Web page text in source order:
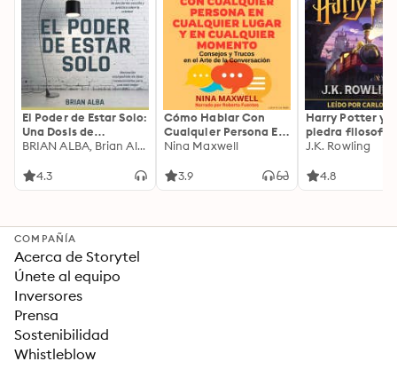
El Poder de Estar Solo:
Una Dosis de
Motivación
Ideas Revolucionarias
BRIAN ALBA, Brian Alba
4.3
Cómo Hablar Con
Cualquier Persona En
Cualquier Lugar Y En
Nina Maxwell
3.9
Harry Potter y
piedra filosofal
J.K. Rowling
4.8
COMPAÑÍA
Acerca de Storytel
Únete al equipo
Inversores
Prensa
Sostenibilidad
Whistleblow